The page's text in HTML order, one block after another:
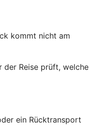
kommt nicht am
der Reise prüft, welche
ein Rücktransport